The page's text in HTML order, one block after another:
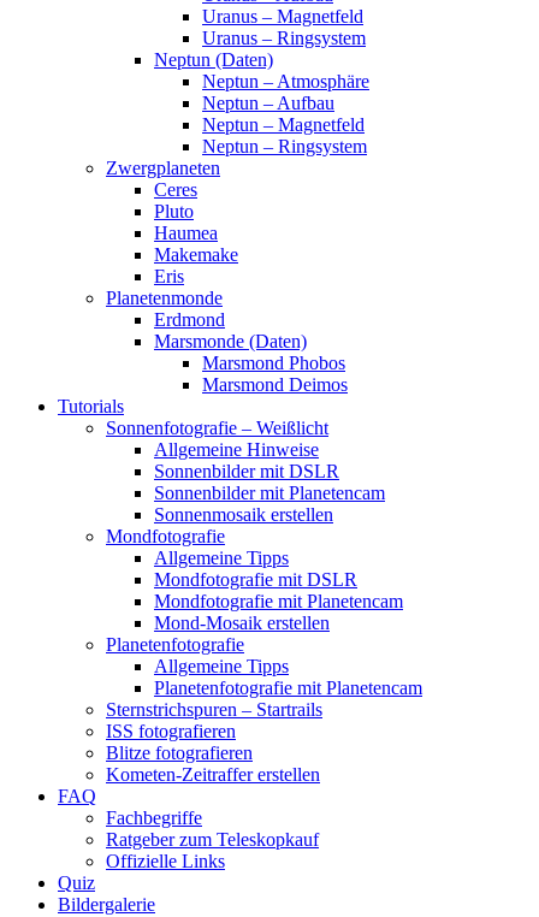
Uranus – Magnetfeld
Uranus – Ringsystem
Neptun (Daten)
Neptun – Atmosphäre
Neptun – Aufbau
Neptun – Magnetfeld
Neptun – Ringsystem
Zwergplaneten
Ceres
Pluto
Haumea
Makemake
Eris
Planetenmonde
Erdmond
Marsmonde (Daten)
Marsmond Phobos
Marsmond Deimos
Tutorials
Sonnenfotografie – Weißlicht
Allgemeine Hinweise
Sonnenbilder mit DSLR
Sonnenbilder mit Planetencam
Sonnenmosaik erstellen
Mondfotografie
Allgemeine Tipps
Mondfotografie mit DSLR
Mondfotografie mit Planetencam
Mond-Mosaik erstellen
Planetenfotografie
Allgemeine Tipps
Planetenfotografie mit Planetencam
Sternstrichspuren – Startrails
ISS fotografieren
Blitze fotografieren
Kometen-Zeitraffer erstellen
FAQ
Fachbegriffe
Ratgeber zum Teleskopkauf
Offizielle Links
Quiz
Bildergalerie